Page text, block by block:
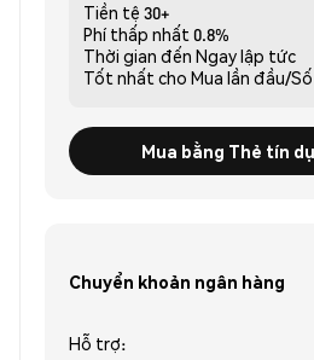
Tiền tệ 30+
Phí thấp nhất 0.8%
Thời gian đến Ngay lập tức
Tốt nhất cho Mua lần đầu/
Mua bằng Thẻ tín
Chuyển khoản ngân hàng
Hỗ trợ: